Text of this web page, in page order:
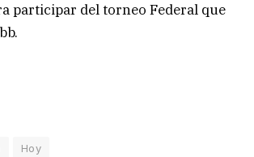
participar del torneo Federal que
Hoy